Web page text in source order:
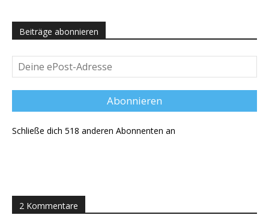
Beiträge abonnieren
Deine
ePost-
Adresse
Abonnieren
Schließe dich 518 anderen Abonnenten an
2 Kommentare